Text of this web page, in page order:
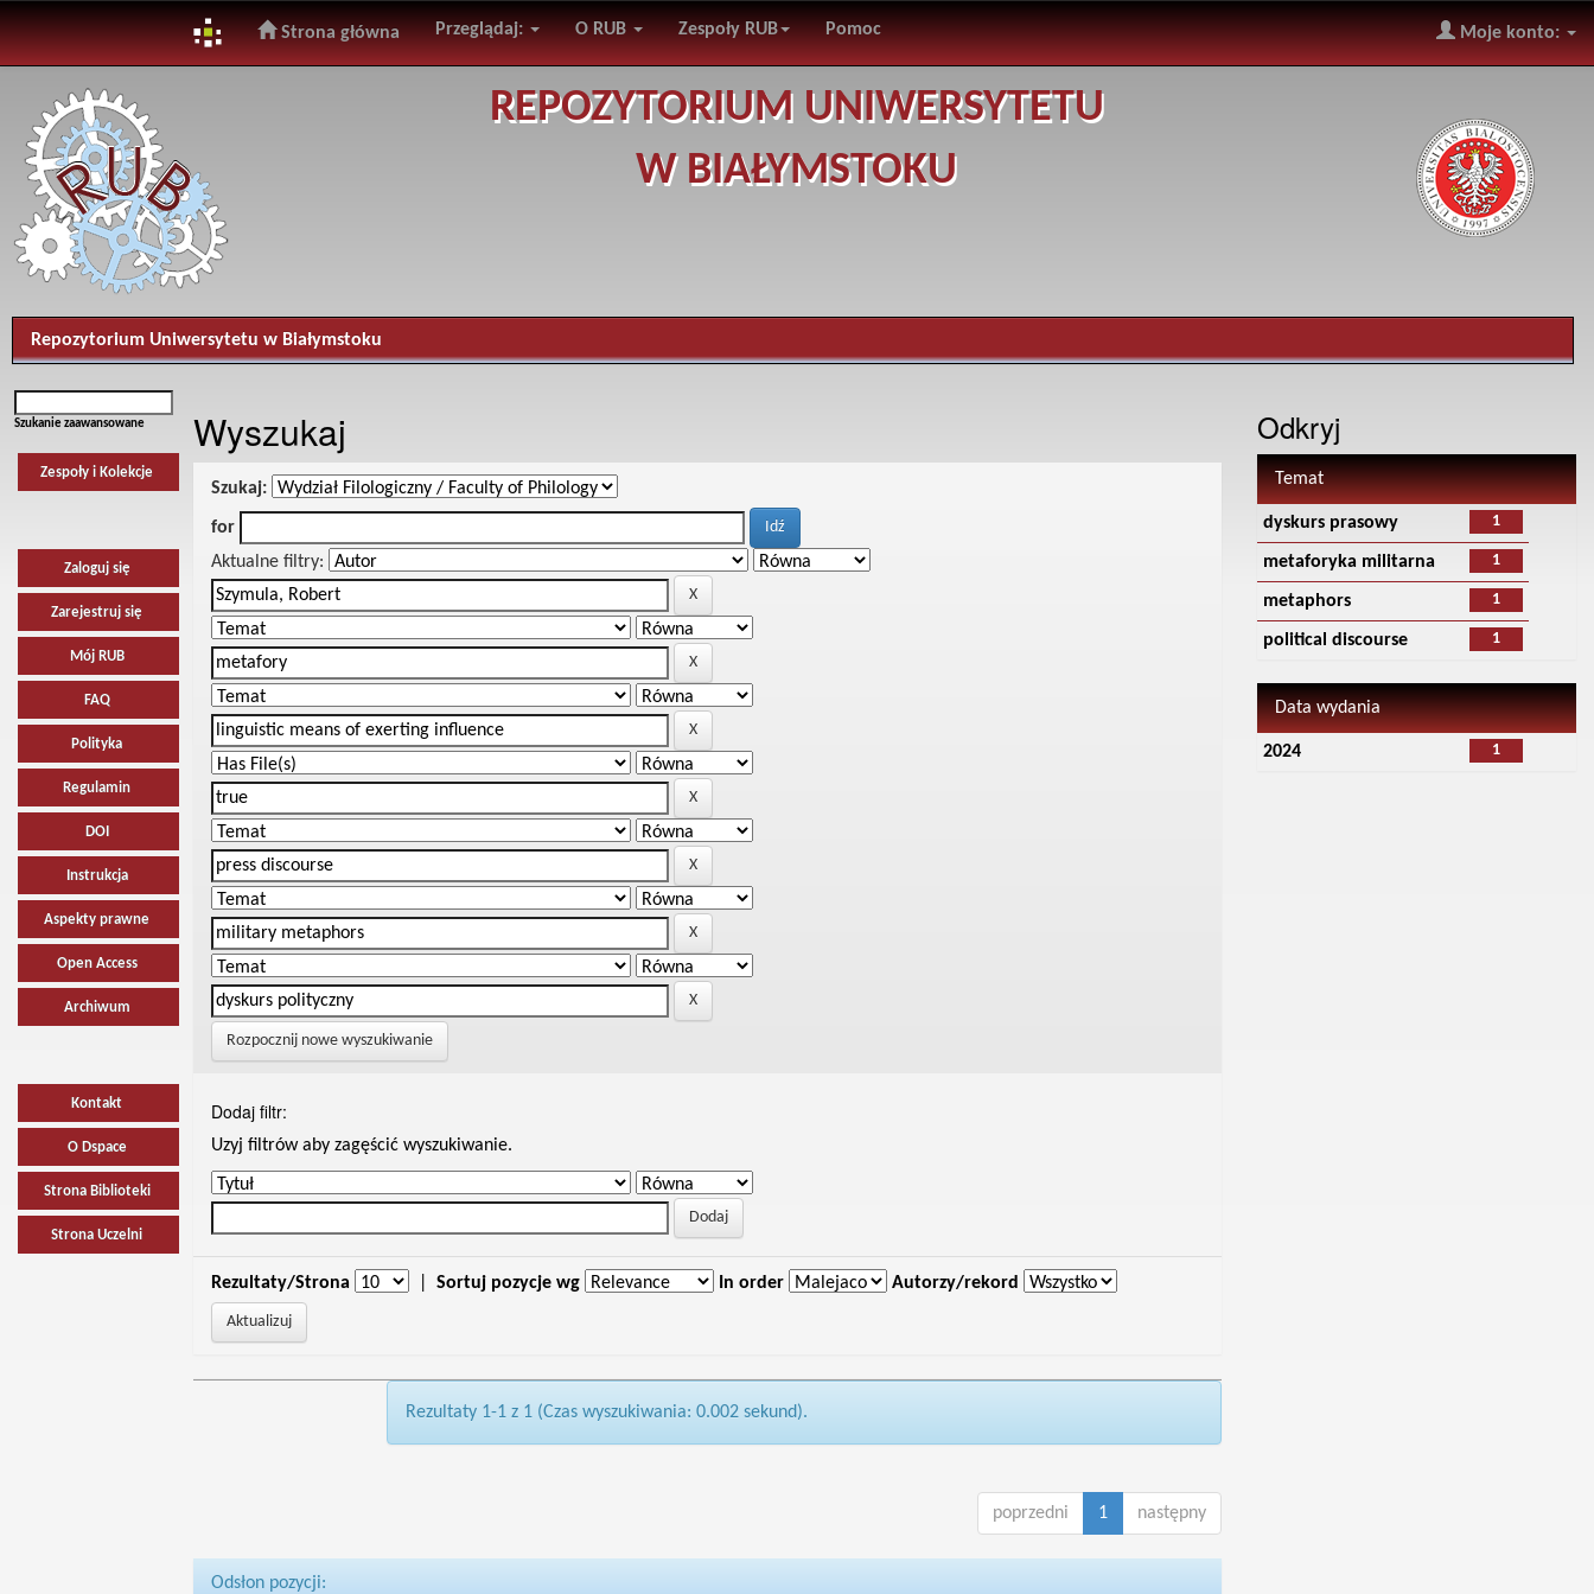
navigation
Strona główna Przeglądaj: O RUB Zespoły RUB Pomoc Moje konto:
REPOZYTORIUM UNIWERSYTETU
W BIAŁYMSTOKU
Repozytorium Uniwersytetu w Białymstoku
Szukanie zaawansowane
Zespoły i Kolekcje
Zaloguj się
Zarejestruj się
Mój RUB
FAQ
Polityka
Regulamin
DOI
Instrukcja
Aspekty prawne
Open Access
Archiwum
Kontakt
O Dspace
Strona Biblioteki
Strona Uczelni
Wyszukaj
Szukaj:
for
Aktualne filtry:
Rozpocznij nowe wyszukiwanie
Dodaj filtr:
Uzyj filtrów aby zagęścić wyszukiwanie.
Rezultaty/Strona Sortuj pozycje wg In order Autorzy/rekord
Rezultaty 1-1 z 1 (Czas wyszukiwania: 0.002 sekund).
poprzedni 1 następny
Odsłon pozycji:
Odkryj
Temat
1
dyskurs prasowy
1
metaforyka militarna
1
metaphors
1
political discourse
Data wydania
1
2024